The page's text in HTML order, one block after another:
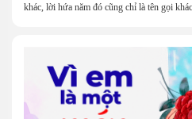
khác, lời hứa năm đó cũng chỉ là tên gọi